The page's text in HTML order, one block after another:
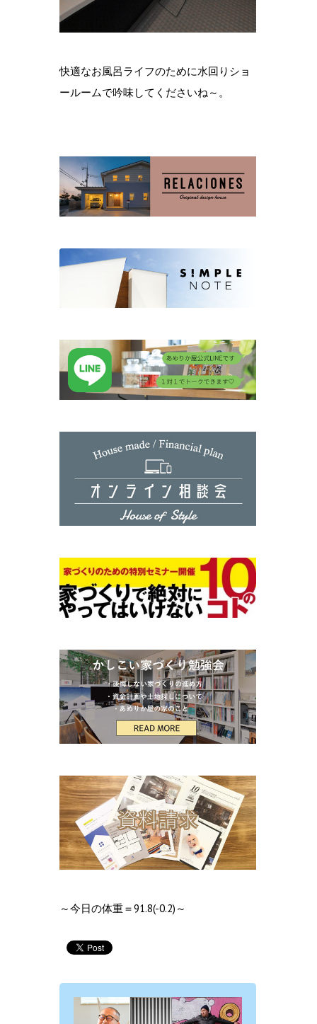
快適なお風呂ライフのために水回りショ
ールームで吟味してくださいね～。
～今日の体重＝91.8(-0.2)～